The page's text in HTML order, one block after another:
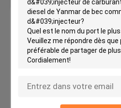
becs diesel d'injecteur
Bec d'injecteur de carburant
injecteur commun de rail
Laisser un
Nous vous